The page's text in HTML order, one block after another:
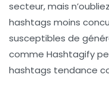
secteur, mais
hashtags moins
susceptibles de
comme Hashtagify
hashtags tendance